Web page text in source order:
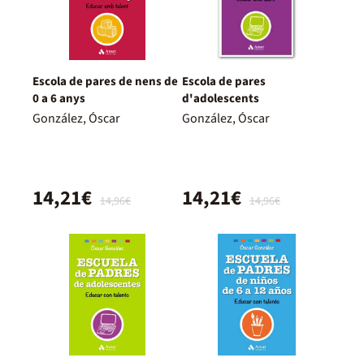
Escola de pares de nens de
0 a 6 anys
González, Óscar
14,96€
14,21€
Escola de pares
d'adolescents
González, Óscar
14,96€
14,21€